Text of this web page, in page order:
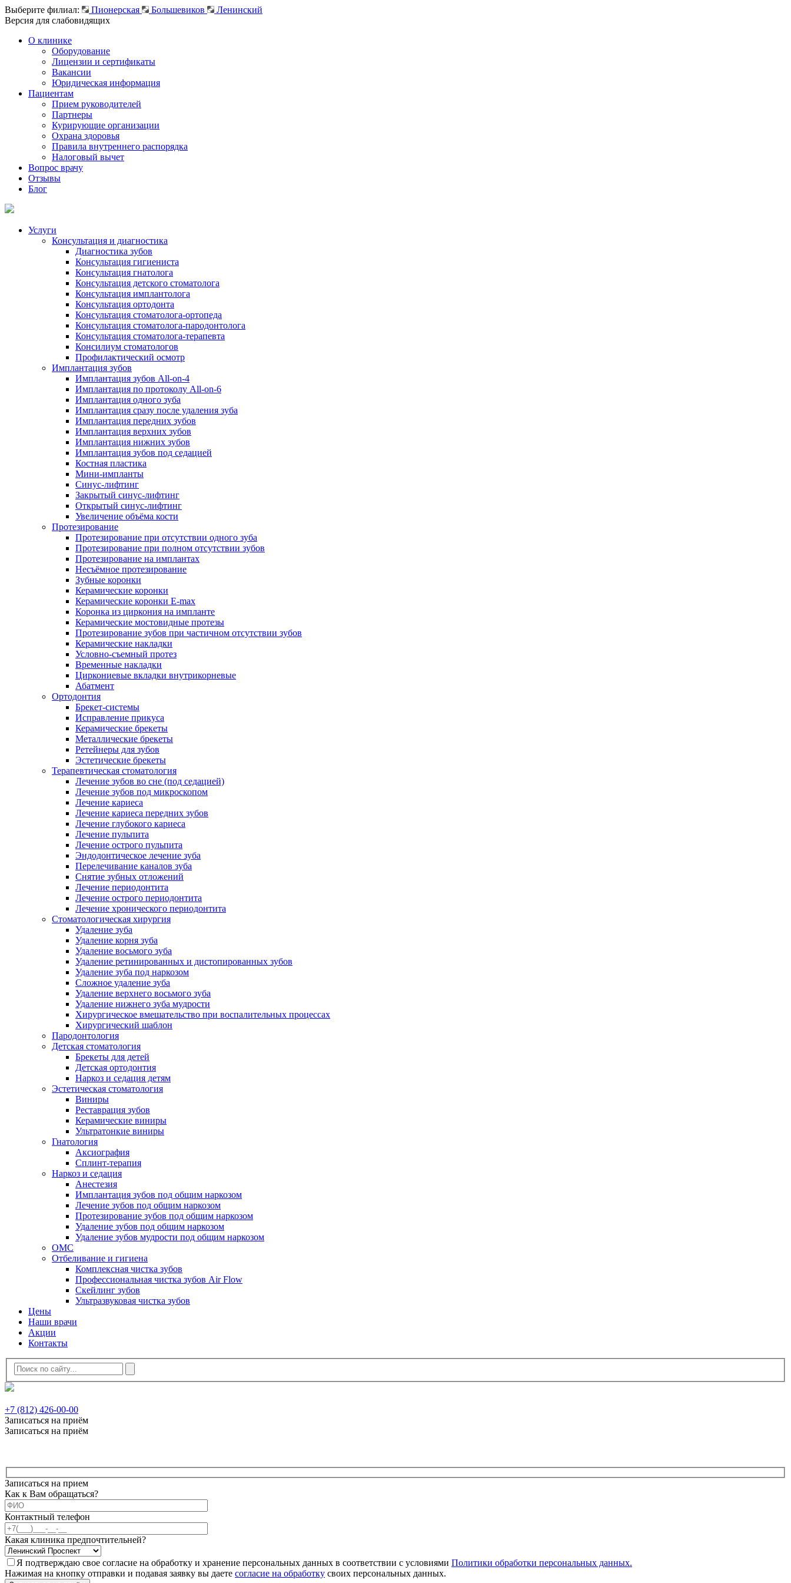
Выберите филиал: Пионерская Большевиков
Ленинский
Версия для слабовидящих
О клинике
Оборудование
Лицензии и сертификаты
Вакансии
Юридическая информация
Пациентам
Прием руководителей
Партнеры
Курирующие организации
Охрана здоровья
Правила внутреннего распорядка
Налоговый вычет
Вопрос врачу
Отзывы
Блог
Услуги
Консультация и диагностика
Диагностика зубов
Консультация гигиениста
Консультация гнатолога
Консультация детского стоматолога
Консультация имплантолога
Консультация ортодонта
Консультация стоматолога-ортопеда
Консультация стоматолога-пародонтолога
Консультация стоматолога-терапевта
Консилиум стоматологов
Профилактический осмотр
Имплантация зубов
Имплантация зубов All-on-4
Имплантация по протоколу All-on-6
Имплантация одного зуба
Имплантация сразу после удаления зуба
Имплантация передних зубов
Имплантация верхних зубов
Имплантация нижних зубов
Имплантация зубов под седацией
Костная пластика
Мини-импланты
Синус-лифтинг
Закрытый синус-лифтинг
Открытый синус-лифтинг
Увеличение объёма кости
Протезирование
Протезирование при отсутствии одного зуба
Протезирование при полном отсутствии зубов
Протезирование на имплантах
Несъёмное протезирование
Зубные коронки
Керамические коронки
Керамические коронки E-max
Коронка из циркония на импланте
Керамические мостовидные протезы
Протезирование зубов при частичном отсутствии зубов
Керамические накладки
Условно-съемный протез
Временные накладки
Циркониевые вкладки внутрикорневые
Абатмент
Ортодонтия
Брекет-системы
Исправление прикуса
Керамические брекеты
Металлические брекеты
Ретейнеры для зубов
Эстетические брекеты
Терапевтическая стоматология
Лечение зубов во сне (под седацией)
Лечение зубов под микроскопом
Лечение кариеса
Лечение кариеса передних зубов
Лечение глубокого кариеса
Лечение пульпита
Лечение острого пульпита
Эндодонтическое лечение зуба
Перелечивание каналов зуба
Снятие зубных отложений
Лечение периодонтита
Лечение острого периодонтита
Лечение хронического периодонтита
Стоматологическая хирургия
Удаление зуба
Удаление корня зуба
Удаление восьмого зуба
Удаление ретинированных и дистопированных зубов
Удаление зуба под наркозом
Сложное удаление зуба
Удаление верхнего восьмого зуба
Удаление нижнего зуба мудрости
Хирургическое вмешательство при воспалительных процессах
Хирургический шаблон
Пародонтология
Детская стоматология
Брекеты для детей
Детская ортодонтия
Наркоз и седация детям
Эстетическая стоматология
Виниры
Реставрация зубов
Керамические виниры
Ультратонкие виниры
Гнатология
Аксиография
Сплинт-терапия
Наркоз и седация
Анестезия
Имплантация зубов под общим наркозом
Лечение зубов под общим наркозом
Протезирование зубов под общим наркозом
Удаление зубов под общим наркозом
Удаление зубов мудрости под общим наркозом
ОМС
Отбеливание и гигиена
Комплексная чистка зубов
Профессиональная чистка зубов Air Flow
Скейлинг зубов
Ультразвуковая чистка зубов
Цены
Наши врачи
Акции
Контакты
+7 (812) 426-00-00
Записаться на приём
Записаться на приём
Записаться на прием
Как к Вам обращаться?
Контактный телефон
Какая клиника предпочтительней?
Я подтверждаю свое согласие на обработку и хранение персональных данных в соответствии с условиями Политики обработки персональных данных.
Нажимая на кнопку отправки и подавая заявку вы даете согласие на обработку своих персональных данных.